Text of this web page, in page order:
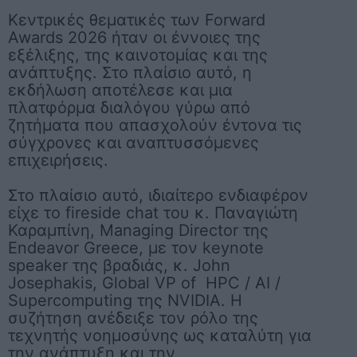
Κεντρικές θεματικές των Forward
Awards 2026 ήταν οι έννοιες της
εξέλιξης, της καινοτομίας και της
ανάπτυξης. Στο πλαίσιο αυτό, η
εκδήλωση αποτέλεσε και μια
πλατφόρμα διαλόγου γύρω από
ζητήματα που απασχολούν έντονα τις
σύγχρονες και αναπτυσσόμενες
επιχειρήσεις.
Στο πλαίσιο αυτό, ιδιαίτερο ενδιαφέρον
είχε το fireside chat του κ. Παναγιώτη
Καραμπίνη, Managing Director της
Endeavor Greece, με τον keynote
speaker της βραδιάς, κ. John
Josephakis, Global VP of HPC / AI /
Supercomputing της NVIDIA. Η
συζήτηση ανέδειξε τον ρόλο της
τεχνητής νοημοσύνης ως καταλύτη για
την ανάπτυξη και την